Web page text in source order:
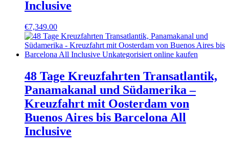
Inclusive
€7,349.00
48 Tage Kreuzfahrten Transatlantik,
Panamakanal und Südamerika –
Kreuzfahrt mit Oosterdam von
Buenos Aires bis Barcelona All
Inclusive